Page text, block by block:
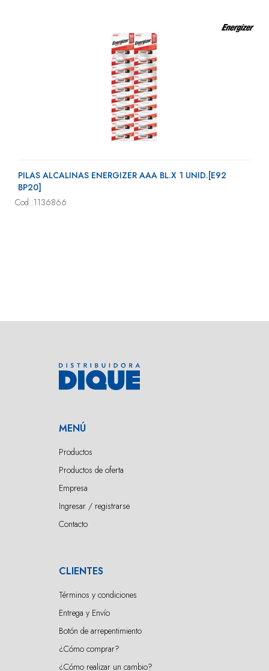
PILAS ALCALINAS ENERGIZER AAA BL.X 1 UNID.[E92
BP20]
Cod.:1136866
MENÚ
Productos
Productos de oferta
Empresa
Ingresar / registrarse
Contacto
CLIENTES
Términos y condiciones
Entrega y Envío
Botón de arrepentimiento
¿Cómo comprar?
¿Cómo realizar un cambio?